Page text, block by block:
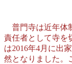
普門寺は近年体
責任者として寺を
は2016年4月に出
然となりました。